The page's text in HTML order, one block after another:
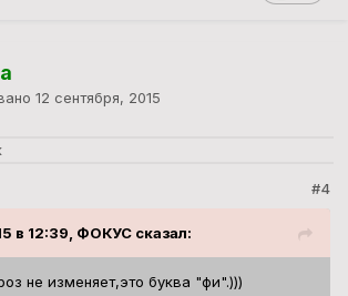
12 сентября, 2015
#4
в 12:39, ФОКУС сказал:
не изменяет,это буква "фи".)))